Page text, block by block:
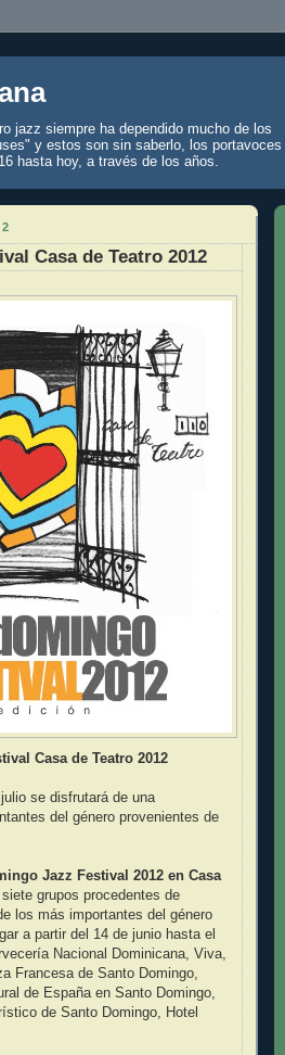
jazz siempre ha dependido mucho de los
y estos son sin saberlo, los
hasta hoy, a través de los años.
Casa de Teatro 2012
Casa de Teatro 2012
se disfrutará de una
del género provenientes de
Jazz Festival 2012 en Casa
grupos procedentes de
los más importantes del género
a partir del 14 de junio hasta el
Nacional Dominicana, Viva,
Francesa de Santo Domingo,
de España en Santo Domingo,
de Santo Domingo, Hotel